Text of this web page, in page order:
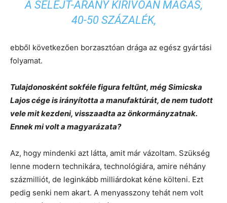
A SELEJT-ARÁNY KIRÍVÓAN MAGAS,
40-50 SZÁZALÉK,
ebből következően borzasztóan drága az egész gyártási
folyamat.
Tulajdonosként sokféle figura feltűnt, még Simicska
Lajos cége is irányította a manufaktúrát, de nem tudott
vele mit kezdeni, visszaadta az önkormányzatnak.
Ennek mi volt a magyarázata?
Az, hogy mindenki azt látta, amit már vázoltam. Szükség
lenne modern technikára, technológiára, amire néhány
százmilliót, de leginkább milliárdokat kéne költeni. Ezt
pedig senki nem akart. A menyasszony tehát nem volt